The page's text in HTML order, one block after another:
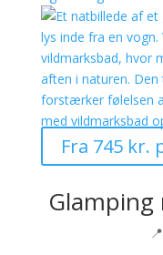
Fra 745 kr.
Glamping